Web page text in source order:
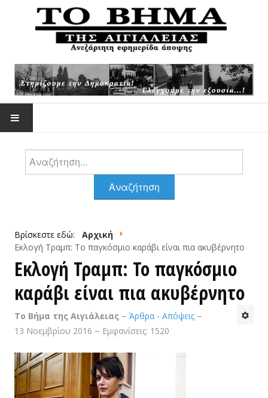
ΕΠΙΚΑΙΡΌΤΗΤΑ
ΆΡΘΡΑ ΖΟΥΡΌΠΟΥΛΟΥ
ΦΩΤΟΓΡΑΦΊΕΣ
Ιστορικές
Καθημερινότητα
Αθλητικά
Προσωπικές
Αναζήτηση
Αναζήτηση
Βρίσκεστε εδώ:
Αρχική
Εκλογή Τραμπ: Το παγκόσμιο καράβι είναι πια ακυβέρνητο
Εκλογή Τραμπ: Το παγκόσμιο
καράβι είναι πια ακυβέρνητο
Το Βήμα της Αιγιάλειας
Άρθρα - Απόψεις
13 Νοεμβρίου 2016
Εμφανίσεις: 1520